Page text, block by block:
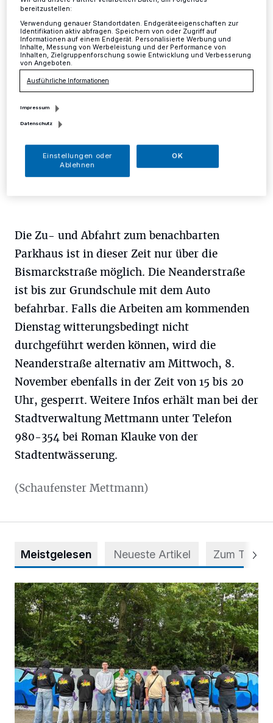
Mettmann ·Am Dienstag, 7. November in der Zeit von
15 bis 20 Uhr, muss die Neanderstraße in der
Mettmanner Innenstadt auf Höhe der katholischen
Grundschule wegen dringender
Kanalsanierungsarbeiten komplett gesperrt werden.
03.11.2017 , 11:09 Uhr
Die Zu- und Abfahrt zum benachbarten
Parkhaus ist in dieser Zeit nur über die
Bismarckstraße möglich. Die Neanderstraße
ist bis zur Grundschule mit dem Auto
befahrbar. Falls die Arbeiten am kommenden
Dienstag witterungsbedingt nicht
durchgeführt werden können, wird die
Neanderstraße alternativ am Mittwoch, 8.
November ebenfalls in der Zeit von 15 bis 20
Uhr, gesperrt. Weitere Infos erhält man bei der
Stadtverwaltung Mettmann unter Telefon
980-354 bei Roman Klauke von der
Stadtentwässerung.
(Schaufenster Mettmann)
Meistgelesen Neueste Artikel Zum Thema
Aus Grau wird Haltung
bereitzustellen:
Verwendung genauer Standortdaten. Endgeräteeigenschaften zur
Identifikation aktiv abfragen. Speichern von oder Zugriff auf
Informationen auf einem Endgerät. Personalisierte Werbung und
Inhalte, Messung von Werbeleistung und der Performance von
Inhalten, Zielgruppenforschung sowie Entwicklung und Verbesserung
von Angeboten.
Ausführliche Informationen
Impressum
Datenschutz
Einstellungen oder
Ablehnen
OK